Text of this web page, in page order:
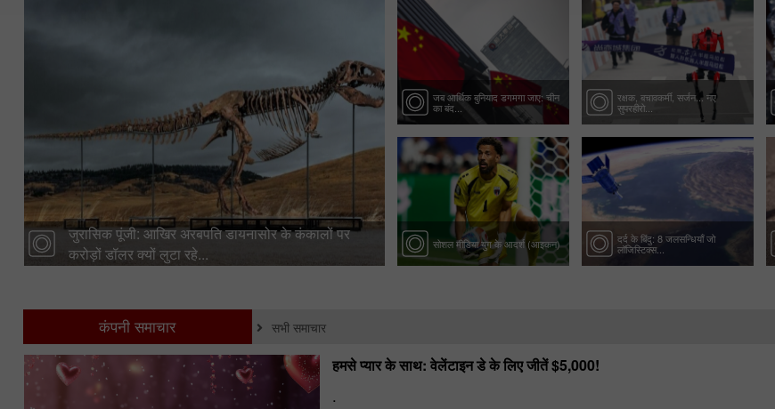
जुरासिक पूंजी: आखिर अरबपति डायनासोर के कंकालों पर
करोड़ों डॉलर क्यों लुटा रहे...
जब आर्थिक बुनियाद डगमगा जाए: चीन
का बंद...
सोशल मीडिया युग के आदर्श (आइकन)
रक्षक, बचावकर्मी, सर्जन... नए
सुपरहीरो...
दर्द के बिंदु: 8 जलसन्धियाँ जो
लॉजिस्टिक्स...
कंपनी समाचार सभी समाचार
हमसे प्यार के साथ: वेलेंटाइन डे के लिए जीतें $5,000!
.